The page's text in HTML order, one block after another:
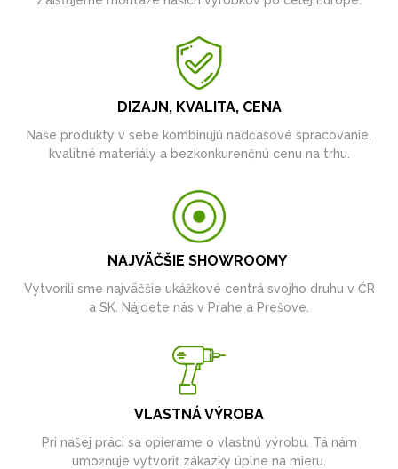
DIZAJN, KVALITA, CENA
Naše produkty v sebe kombinujú nadčasové spracovanie,
kvalitné materiály a bezkonkurenčnú cenu na trhu.
NAJVÄČŠIE SHOWROOMY
Vytvorili sme najväčšie ukážkové centrá svojho druhu v ČR
a SK. Nájdete nás v Prahe a Prešove.
VLASTNÁ VÝROBA
Pri našej práci sa opierame o vlastnú výrobu. Tá nám
umožňuje vytvoriť zákazky úplne na mieru.